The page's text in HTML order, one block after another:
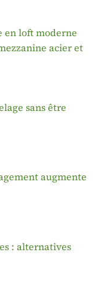
en loft moderne
acier et
sans être
augmente
: alternatives